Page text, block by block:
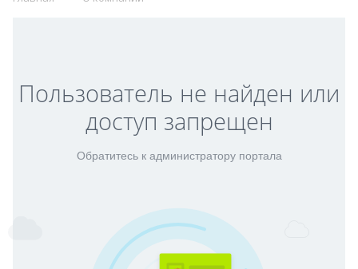
Пользователь не найден или
доступ запрещен
Обратитесь к администратору портала